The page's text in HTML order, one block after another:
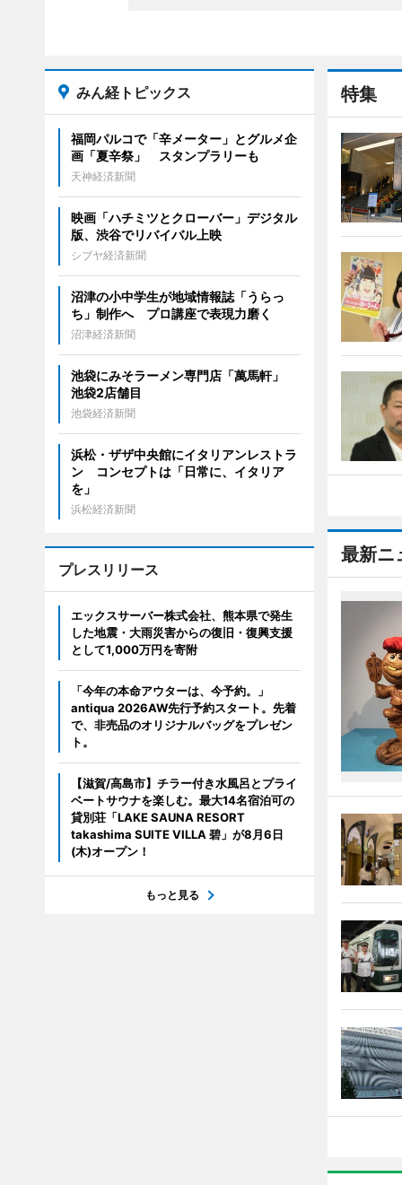
特集
最新ニ
みん経トピックス
福岡パルコで「辛メーター」とグルメ企
画「夏辛祭」 スタンプラリーも
天神経済新聞
映画「ハチミツとクローバー」デジタル
版、渋谷でリバイバル上映
シブヤ経済新聞
沼津の小中学生が地域情報誌「うらっ
ち」制作へ プロ講座で表現力磨く
沼津経済新聞
池袋にみそラーメン専門店「萬馬軒」
池袋2店舗目
池袋経済新聞
浜松・ザザ中央館にイタリアンレストラ
ン コンセプトは「日常に、イタリア
を」
浜松経済新聞
プレスリリース
エックスサーバー株式会社、熊本県で発生
した地震・大雨災害からの復旧・復興支援
として1,000万円を寄附
「今年の本命アウターは、今予約。」
antiqua 2026AW先行予約スタート。先着
で、非売品のオリジナルバッグをプレゼン
ト。
【滋賀/高島市】チラー付き水風呂とプライ
ベートサウナを楽しむ。最大14名宿泊可の
貸別荘「LAKE SAUNA RESORT
takashima SUITE VILLA 碧」が8月6日
(木)オープン！
もっと見る